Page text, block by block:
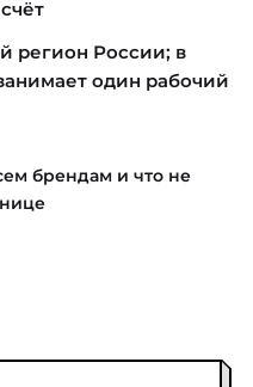
регион России; в
один рабочий
брендам и что не